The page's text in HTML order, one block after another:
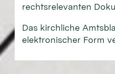
rechtsrelevanten
Das kirchliche
elektronischer Form